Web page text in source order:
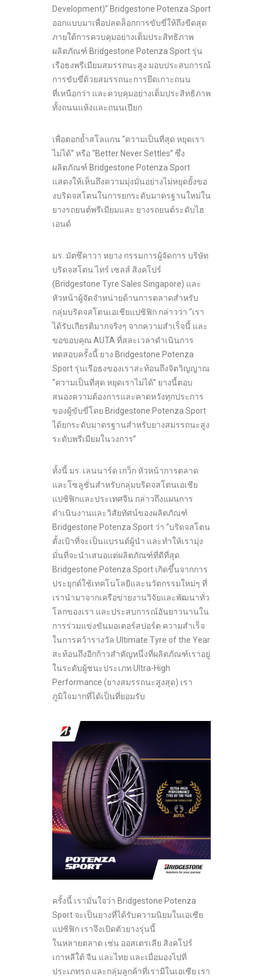
Development)” Bridgestone Potenza Sport
ออกแบบมาเพื่อปลดล็อกการขับขี่ให้ถึงขีดสุด
ภายใต้การควบคุมอย่างเต็มประสิทธิภาพ
ผลิตภัณฑ์ Bridgestone Potenza Sport รุ่น
เรือธงพรีเมียมสมรรถนะสูง มอบประสบการณ์
การขับขี่ด้วยสมรรถนะการยึดเกาะถนน
ที่เหนือกว่า และควบคุมอย่างเต็มประสิทธิภาพ
ทั้งถนนแห้งและถนนเปียก
เพื่อตอกย้ำสโลแกน “ความเป็นที่สุด หยุดเรา
ไม่ได้” หรือ “Better Never Settles” ซึ่ง
ผลิตภัณฑ์ Bridgestone Potenza Sport
แสดงให้เห็นถึงความมุ่งมั่นอย่างไม่หยุดยั้งขอ
งบริดจสโตนในการยกระดับมาตรฐานใหม่ใน
ยางรถยนต์พรีเมียมและ ยางรถยนต์ระดับไฮ
เอนด์
มร. มัตซึคาวา หยาง กรรมการผู้จัดการ บริษัท
บริดจสโตน ไทร์ เซลส์ สิงคโปร์
(Bridgestone Tyre Sales Singapore) และ
หัวหน้าผู้จัดจำหน่ายด้านการตลาดสำหรับ
กลุ่มบริดจสโตนเอเชียแปซิฟิก กล่าวว่า “เรา
ได้รับเกียรติมากจริงๆ จากความสำเร็จนี้ และ
ขอขอบคุณ AUTA ที่สละเวลาดำเนินการ
ทดสอบครั้งนี้ ยาง Bridgestone Potenza
Sport รุ่นเรือธงของเราสะท้อนถึงจิตวิญญาณ
“ความเป็นที่สุด หยุดเราไม่ได้” ยางนี้ตอบ
สนองความต้องการและคาดหวังทุกประการ
ของผู้ขับขี่โดย Bridgestone Potenza Sport
ได้ยกระดับมาตรฐานสำหรับยางสมรรถนะสูง
ระดับพรีเมียมในวงการ”
ทั้งนี้ มร. เลนนาร์ด เกว็ก หัวหน้าการตลาด
และโซลูชั่นสำหรับกลุ่มบริดจสโตนเอเชีย
แปซิฟิกและประเทศจีน กล่าวถึงแผนการ
ดำเนินงานและวิสัยทัศน์ของผลิตภัณฑ์
Bridgestone Potenza Sport ว่า “บริดจสโตน
ตั้งเป้าที่จะเป็นแบรนด์ผู้นำ และทำให้เรามุ่ง
มั่นที่จะนำเสนอแต่ผลิตภัณฑ์ที่ดีที่สุด
Bridgestone Potenza Sport เกิดขึ้นจากการ
ประยุกต์ใช้เทคโนโลยีและนวัตกรรมใหม่ๆ ที่
เรานำมาจากเครือข่ายงานวิจัยและพัฒนาทั่ว
โลกของเรา และประสบการณ์อันยาวนานใน
การร่วมแข่งขันมอเตอร์สปอร์ต ความสำเร็จ
ในการคว้ารางวัล Ultimate Tyre of the Year
สะท้อนถึงอีกก้าวสำคัญหนึ่งที่ผลิตภัณฑ์เราอยู่
ในระดับผู้ชนะประเภท Ultra-High
Performance (ยางสมรรถนะสูงสุด) เรา
ภูมิใจมากที่ได้เป็นที่ยอมรับ
ครั้งนี้ เรามั่นใจว่า Bridgestone Potenza
Sport จะเป็นยางที่ได้รับความนิยมในเอเซีย
แปซิฟิก เราจึงเปิดตัวยางรุ่นนี้
ในหลายตลาด เช่น ออสเตรเลีย สิงคโปร์
เกาหลีใต้ จีน และไทย และเมื่อมองไปที่
ประเภทรถ และกลุ่มลูกค้าที่เรามีในเอเซีย เรา